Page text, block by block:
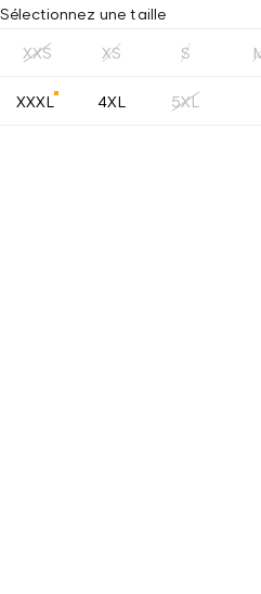
Sélectionnez une taille
XXS XS S
XXXL 4XL 5XL